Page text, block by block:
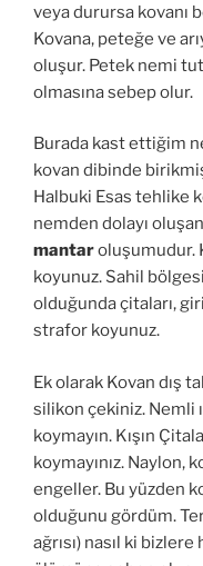
veya durursa kovanı
Kovana, peteğe ve
oluşur. Petek nemi
olmasına sebep olur.
Burada kast ettiğim
kovan dibinde
Halbuki Esas tehlike
nemden dolayı
mantaroluşumudur.
koyunuz. Sahil
olduğunda çitaları,
strafor koyunuz.
Ek olarak Kovan dış
silikon çekiniz. Nemli
koymayın. Kışın
koymayınız. Naylon,
engeller. Bu yüzden
olduğunu gördüm.
ağrısı) nasıl ki bizlere